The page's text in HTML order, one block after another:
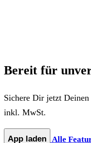
Bereit für
Sichere Dir jetzt Deinen
inkl. MwSt.
App laden Alle